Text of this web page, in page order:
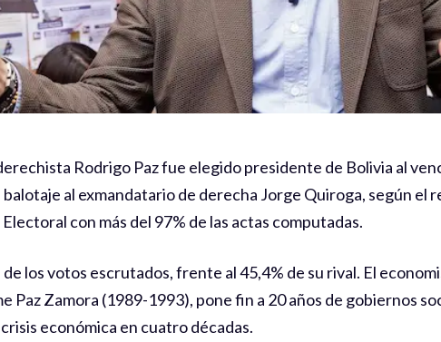
Rodrigo Paz fue elegido presidente de Bolivia al
balotaje al exmandatario de derecha Jorge Quiroga, según el
con más del 97% de las actas computadas.
los votos escrutados, frente al 45,4% de su rival. El
Paz Zamora (1989-1993), pone fin a 20 años de gobiernos
económica en cuatro décadas.